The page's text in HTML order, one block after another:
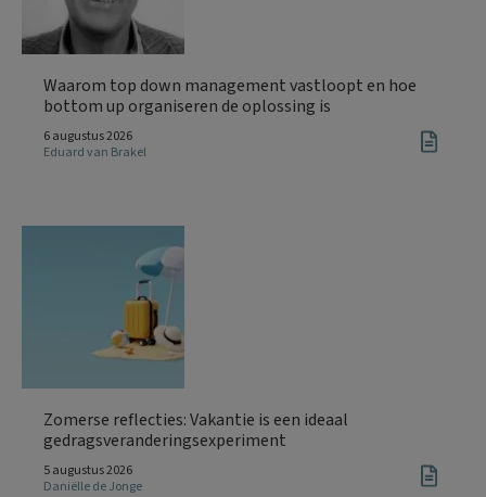
Waarom top down management vastloopt en hoe
bottom up organiseren de oplossing is
6 augustus 2026
Eduard van Brakel
Zomerse reflecties: Vakantie is een ideaal
gedragsveranderingsexperiment
5 augustus 2026
Daniëlle de Jonge